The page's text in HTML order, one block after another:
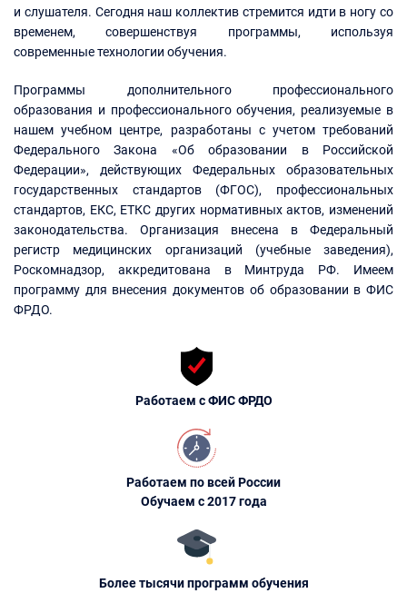
и слушателя. Сегодня наш коллектив стремится идти в ногу со
временем, совершенствуя программы, используя
современные технологии обучения.
Программы дополнительного профессионального
образования и профессионального обучения, реализуемые в
нашем учебном центре, разработаны с учетом требований
Федерального Закона «Об образовании в Российской
Федерации», действующих Федеральных образовательных
государственных стандартов (ФГОС), профессиональных
стандартов, ЕКС, ЕТКС других нормативных актов, изменений
законодательства. Организация внесена в Федеральный
регистр медицинских организаций (учебные заведения),
Роскомнадзор, аккредитована в Минтруда РФ. Имеем
программу для внесения документов об образовании в ФИС
ФРДО.
Работаем с ФИС ФРДО
Работаем по всей России
Обучаем с 2017 года
Более тысячи программ обучения